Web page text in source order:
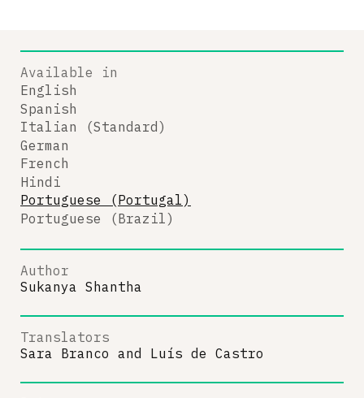
Available in
English
Spanish
Italian (Standard)
German
French
Hindi
Portuguese (Portugal)
Portuguese (Brazil)
Author
Sukanya Shantha
Translators
Sara Branco and Luís de Castro